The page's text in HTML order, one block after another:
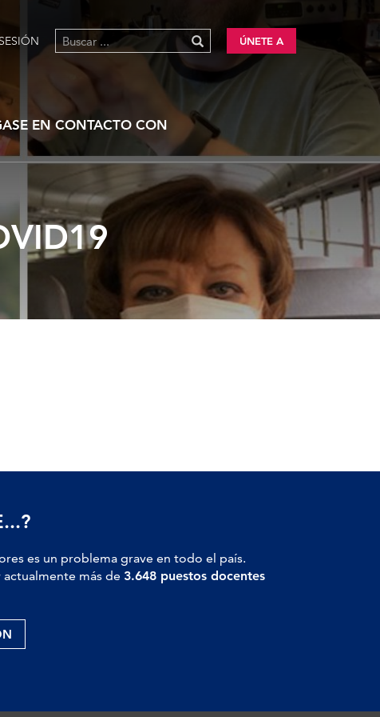
ÚNETE A
EN CONTACTO CON
es un problema grave en todo el país.
más de 3.648 puestos docentes